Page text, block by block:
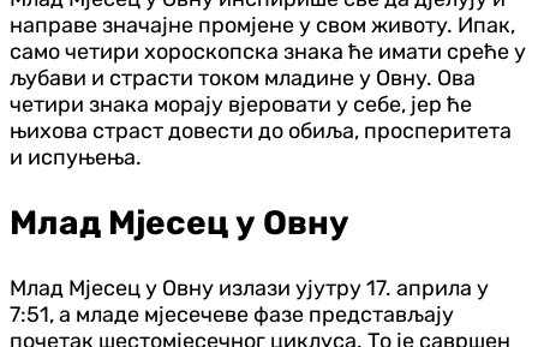
направе значајне промјене у свом животу. Ипак,
само четири хороскопска знака ће имати среће у
љубави и страсти током младине у Овну. Ова
четири знака морају вјеровати у себе, јер ће
њихова страст довести до обиља, просперитета
и испуњења.
Млад Мјесец у Овну
Млад Мјесец у Овну излази ујутру 17. априла у
7:51, а младе мјесечеве фазе представљају
почетак шестомјесечног циклуса. То је савршен